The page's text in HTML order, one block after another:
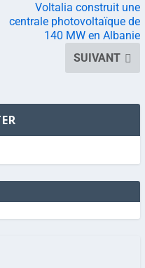
Voltalia construit une
centrale photovoltaïque de
140 MW en Albanie
SUIVANT